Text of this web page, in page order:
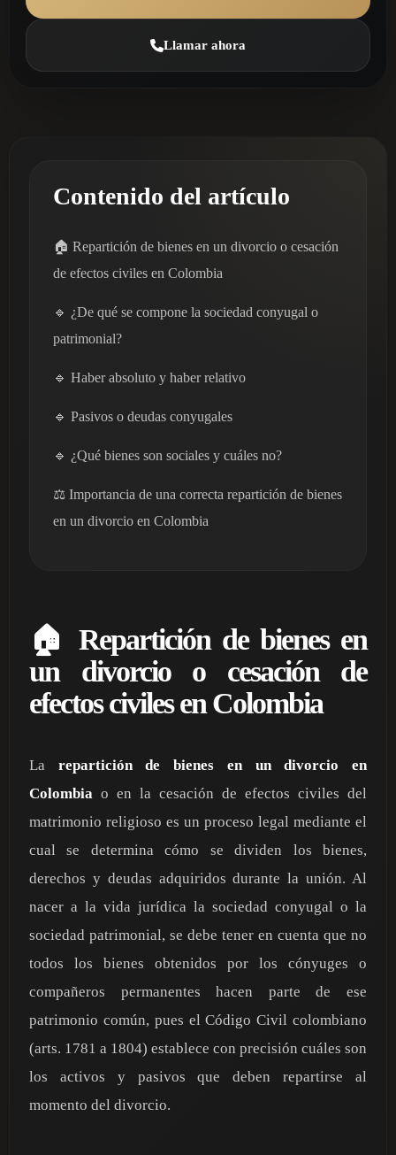
Llamar ahora
Contenido del artículo
🏠 Repartición de bienes en un divorcio o cesación
de efectos civiles en Colombia
🔹 ¿De qué se compone la sociedad conyugal o
patrimonial?
🔹 Haber absoluto y haber relativo
🔹 Pasivos o deudas conyugales
🔹 ¿Qué bienes son sociales y cuáles no?
⚖️ Importancia de una correcta repartición de bienes
en un divorcio en Colombia
🏠 Repartición de bienes en
un divorcio o cesación de
efectos civiles en Colombia
La repartición de bienes en un divorcio en
Colombia o en la cesación de efectos civiles del
matrimonio religioso es un proceso legal mediante el
cual se determina cómo se dividen los bienes,
derechos y deudas adquiridos durante la unión. Al
nacer a la vida jurídica la sociedad conyugal o la
sociedad patrimonial, se debe tener en cuenta que no
todos los bienes obtenidos por los cónyuges o
compañeros permanentes hacen parte de ese
patrimonio común, pues el Código Civil colombiano
(arts. 1781 a 1804) establece con precisión cuáles son
los activos y pasivos que deben repartirse al
momento del divorcio.